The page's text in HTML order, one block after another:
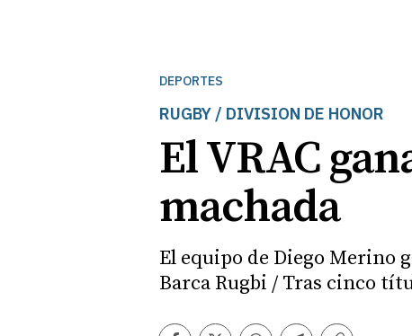
DEPORTES
RUGBY / DIVISION DE HONOR
El VRAC
machada
El equipo de Diego Merino
Barca Rugbi / Tras cinco